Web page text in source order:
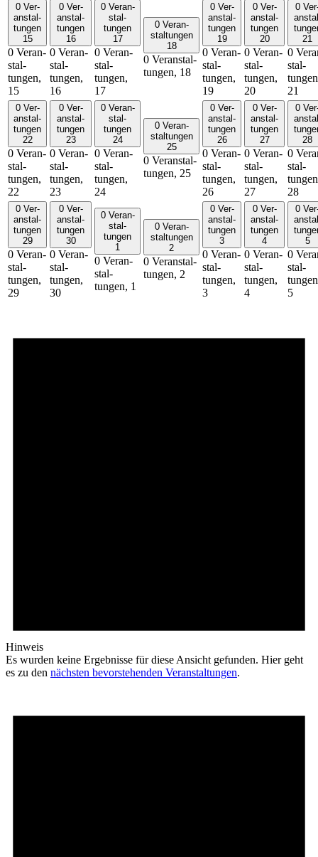
0 Ver­
an­stal­­
tungen
15
0 Ver­an­
stal­­
tungen,
15
0 Ver­
an­stal­­
tungen
16
0 Ver­an­
stal­­
tungen,
16
0 Ver­an­
stal­­
tungen
17
0 Ver­an­
stal­­
tungen,
17
0 Ver­an­
stal­­tungen
18
0 Ver­an­stal­­
tungen, 18
0 Ver­
an­stal­­
tungen
19
0 Ver­an­
stal­­
tungen,
19
0 Ver­
an­stal­­
tungen
20
0 Ver­an­
stal­­
tungen,
20
0
21
0
stal­­
21
0 Ver­
an­stal­­
tungen
22
0 Ver­an­
stal­­
tungen,
22
0 Ver­
an­stal­­
tungen
23
0 Ver­an­
stal­­
tungen,
23
0 Ver­an­
stal­­
tungen
24
0 Ver­an­
stal­­
tungen,
24
0 Ver­an­
stal­­tungen
25
0 Ver­an­stal­­
tungen, 25
0 Ver­
an­stal­­
tungen
26
0 Ver­an­
stal­­
tungen,
26
0 Ver­
an­stal­­
tungen
27
0 Ver­an­
stal­­
tungen,
27
0
28
0
stal­­
28
0 Ver­
an­stal­­
tungen
29
0 Ver­an­
stal­­
tungen,
29
0 Ver­
an­stal­­
tungen
30
0 Ver­an­
stal­­
tungen,
30
0 Ver­an­
stal­­
tungen
1
0 Ver­an­
stal­­
tungen, 1
0 Ver­an­
stal­­tungen
2
0 Ver­an­stal­­
tungen, 2
0 Ver­
an­stal­­
tungen
3
0 Ver­an­
stal­­
tungen,
3
0 Ver­
an­stal­­
tungen
4
0 Ver­an­
stal­­
tungen,
4
0
5
0
stal­­
5
Hinweis
Es wurden keine Ergebnisse für diese Ansicht gefunden. Hier geht
es zu den nächsten bevorstehenden Ver­an­stal­­tungen.